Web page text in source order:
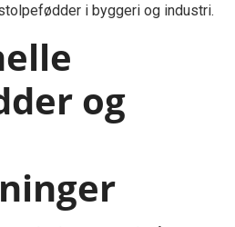
i byggeri og industri.
og